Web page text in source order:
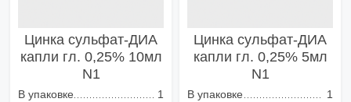
Цинка сульфат-ДИА
капли гл. 0,25% 10мл
N1
В упаковке
1
Цинка сульфат-ДИА
капли гл. 0,25% 5мл
N1
В упаковке
1